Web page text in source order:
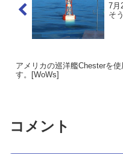
7月
そ
アメリカの巡洋艦Chesterを使
す。[WoWs]
コメント